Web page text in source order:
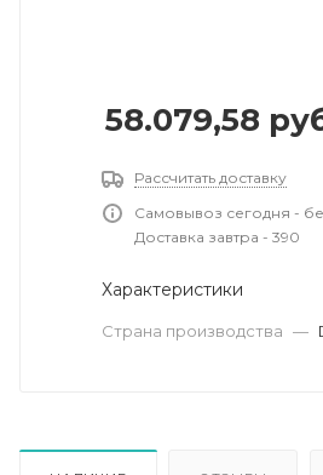
58.079,58
Рассчитать доставку
Самовывоз сегодня -
Доставка завтра - 390
Характеристики
Страна производства —